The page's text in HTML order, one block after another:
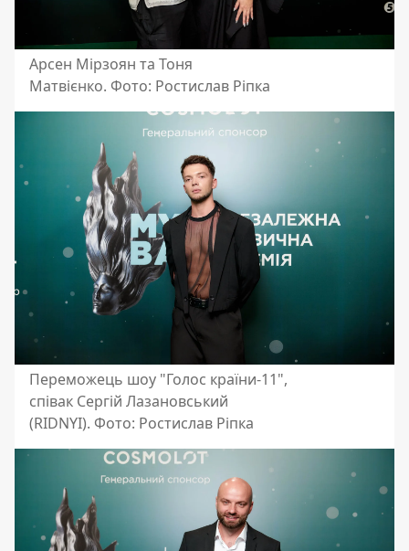
Арсен Мірзоян та Тоня
Матвієнко. Фото: Ростислав Ріпка
Переможець шоу "Голос країни-11",
співак Сергій Лазановський
(RIDNYI). Фото: Ростислав Ріпка